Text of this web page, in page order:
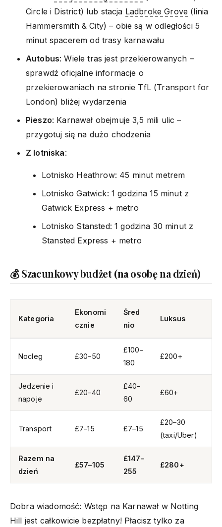
Circle i District) lub stacja Ladbroke Grove (linia
Hammersmith & City) – obie są w odległości 5
minut spacerem od trasy karnawału
Autobus: Wiele tras jest przekierowanych –
sprawdź oficjalne informacje o
przekierowaniach na stronie TfL (Transport for
London) bliżej wydarzenia
Pieszo: Karnawał obejmuje 3,5 mili ulic –
przygotuj się na dużo chodzenia
Z lotniska:
Lotnisko Heathrow: 45 minut metrem
Lotnisko Gatwick: 1 godzina 15 minut z
Gatwick Express + metro
Lotnisko Stansted: 1 godzina 30 minut z
Stansted Express + metro
💰 Szacunkowy budżet (na osobę na dzień)
Kategoria
Ekonomi
cznie
Śred
nio
Luksus
Nocleg £30–50
£100–
180
£200+
Jedzenie i
napoje
£20–40
£40–
60
£60+
Transport £7–15 £7–15
£20–30
(taxi/Uber)
Razem na
dzień
£57–105
£147–
255
£280+
Dobra wiadomość: Wstęp na Karnawał w Notting
Hill jest całkowicie bezpłatny! Płacisz tylko za